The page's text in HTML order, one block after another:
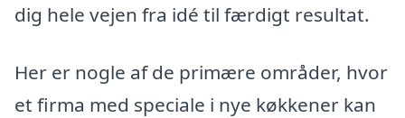
dig hele vejen fra idé til færdigt resultat.
Her er nogle af de primære områder, hvor
et firma med speciale i nye køkkener kan